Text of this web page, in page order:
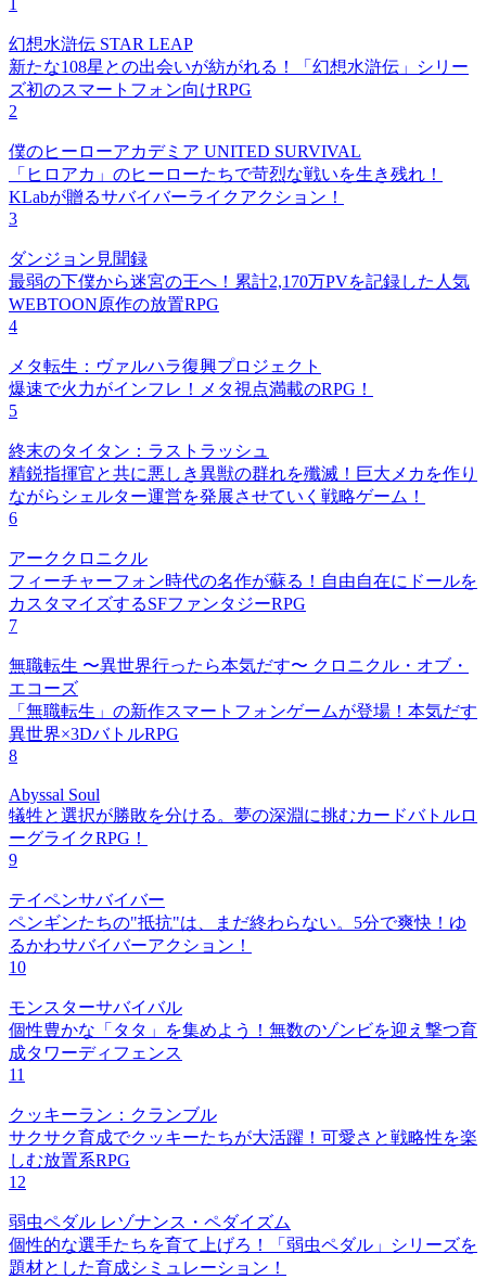
幻想水滸伝 STAR LEAP
新たな108星との出会いが紡がれる！「幻想水滸伝」シリー
ズ初のスマートフォン向けRPG
2
僕のヒーローアカデミア UNITED SURVIVAL
「ヒロアカ」のヒーローたちで苛烈な戦いを生き残れ！
KLabが贈るサバイバーライクアクション！
3
ダンジョン見聞録
最弱の下僕から迷宮の王へ！累計2,170万PVを記録した人気
WEBTOON原作の放置RPG
4
メタ転生：ヴァルハラ復興プロジェクト
爆速で火力がインフレ！メタ視点満載のRPG！
5
終末のタイタン：ラストラッシュ
精鋭指揮官と共に悪しき異獣の群れを殲滅！巨大メカを作り
ながらシェルター運営を発展させていく戦略ゲーム！
6
アーククロニクル
フィーチャーフォン時代の名作が蘇る！自由自在にドールを
カスタマイズするSFファンタジーRPG
7
無職転生 〜異世界行ったら本気だす〜 クロニクル・オブ・
エコーズ
「無職転生」の新作スマートフォンゲームが登場！本気だす
異世界×3DバトルRPG
8
Abyssal Soul
犠牲と選択が勝敗を分ける。夢の深淵に挑むカードバトルロ
ーグライクRPG！
9
テイペンサバイバー
ペンギンたちの"抵抗"は、まだ終わらない。5分で爽快！ゆ
るかわサバイバーアクション！
10
モンスターサバイバル
個性豊かな「タタ」を集めよう！無数のゾンビを迎え撃つ育
成タワーディフェンス
11
クッキーラン：クランブル
サクサク育成でクッキーたちが大活躍！可愛さと戦略性を楽
しむ放置系RPG
12
弱虫ペダル レゾナンス・ペダイズム
個性的な選手たちを育て上げろ！「弱虫ペダル」シリーズを
題材とした育成シミュレーション！